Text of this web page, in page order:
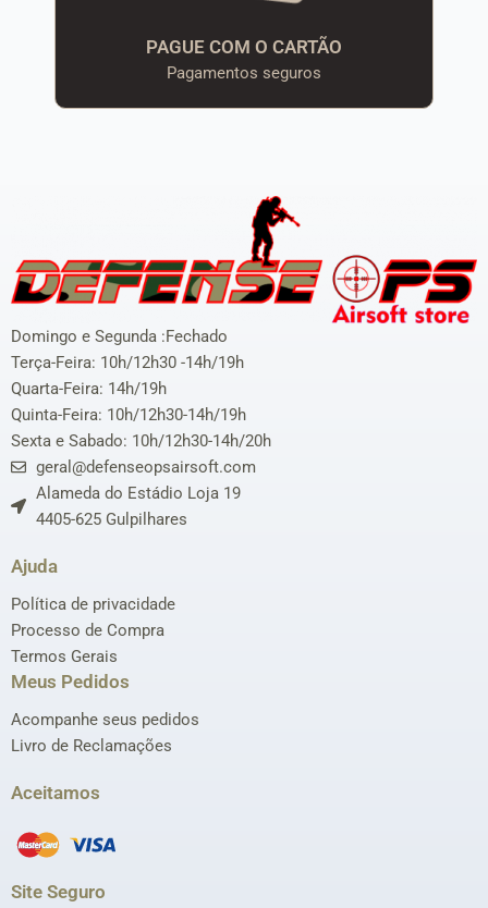
PAGUE COM O CARTÃO
Pagamentos seguros
Domingo e Segunda :Fechado
Terça-Feira: 10h/12h30 -14h/19h
Quarta-Feira: 14h/19h
Quinta-Feira: 10h/12h30-14h/19h
Sexta e Sabado: 10h/12h30-14h/20h
geral@defenseopsairsoft.com
Alameda do Estádio Loja 19
4405-625 Gulpilhares
Ajuda
Política de privacidade
Processo de Compra
Termos Gerais
Meus Pedidos
Acompanhe seus pedidos
Livro de Reclamações
Aceitamos
Site Seguro